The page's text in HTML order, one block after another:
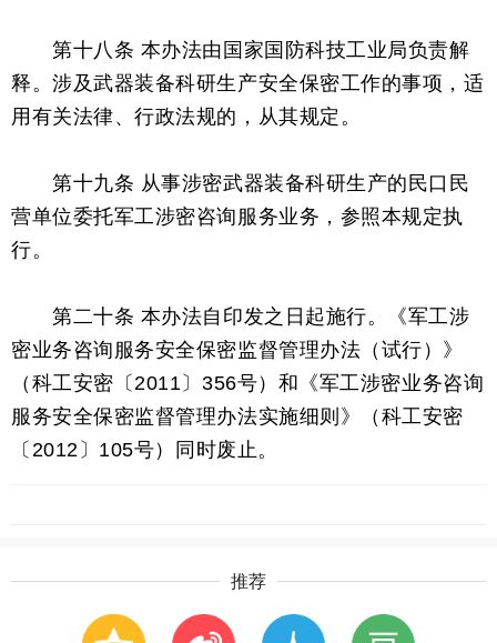
第十八条 本办法由国家国防科技工业局负责解
释。涉及武器装备科研生产安全保密工作的事项，适
用有关法律、行政法规的，从其规定。
第十九条 从事涉密武器装备科研生产的民口民
营单位委托军工涉密咨询服务业务，参照本规定执
行。
第二十条 本办法自印发之日起施行。《军工涉
密业务咨询服务安全保密监督管理办法（试行）》
（科工安密〔2011〕356号）和《军工涉密业务咨询
服务安全保密监督管理办法实施细则》（科工安密
〔2012〕105号）同时废止。
推荐